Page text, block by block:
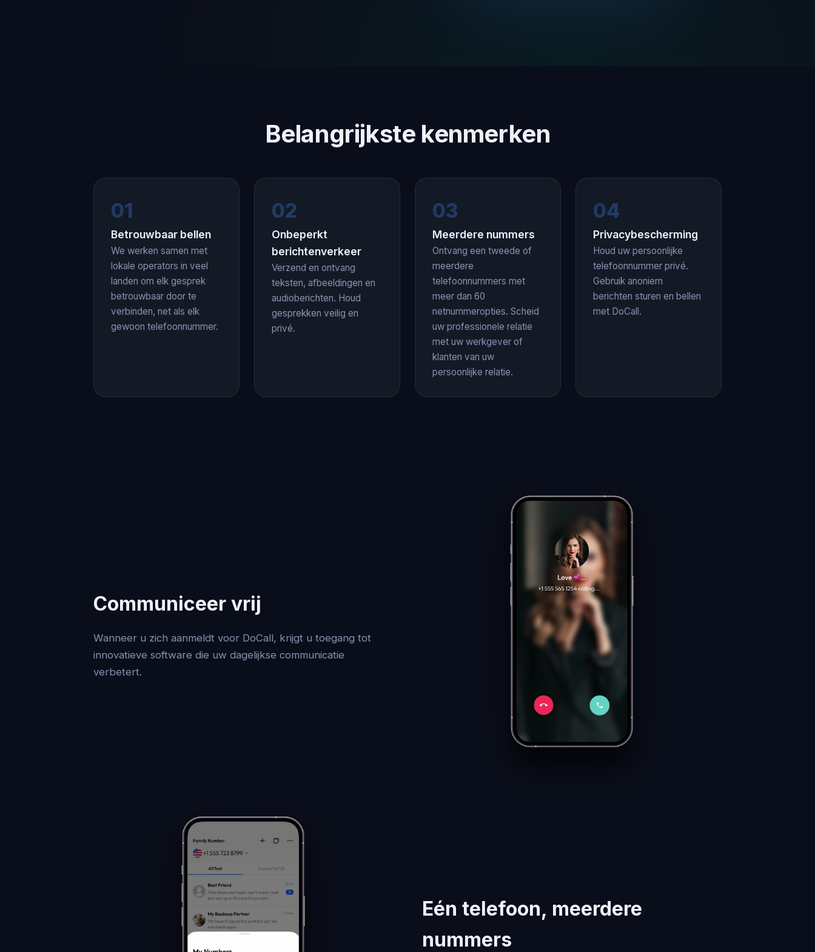
Belangrijkste kenmerken
01
Betrouwbaar bellen
We werken samen met
lokale operators in veel
landen om elk gesprek
betrouwbaar door te
verbinden, net als elk
gewoon telefoonnummer.
02
Onbeperkt
berichtenverkeer
Verzend en ontvang
teksten, afbeeldingen en
audioberichten. Houd
gesprekken veilig en
privé.
03
Meerdere nummers
Ontvang een tweede of
meerdere
telefoonnummers met
meer dan 60
netnummeropties. Scheid
uw professionele relatie
met uw werkgever of
klanten van uw
persoonlijke relatie.
04
Privacybescherming
Houd uw persoonlijke
telefoonnummer privé.
Gebruik anoniem
berichten sturen en bellen
met DoCall.
Communiceer vrij
Wanneer u zich aanmeldt voor DoCall, krijgt u toegang tot
innovatieve software die uw dagelijkse communicatie
verbetert.
Eén telefoon, meerdere
nummers